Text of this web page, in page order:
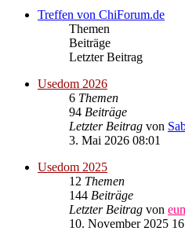
Treffen von ChiForum.de
Themen
Beiträge
Letzter Beitrag
Usedom 2026
6 Themen
94 Beiträge
Letzter Beitrag von
3. Mai 2026 08:01
Usedom 2025
12 Themen
144 Beiträge
Letzter Beitrag von
10. November 2025